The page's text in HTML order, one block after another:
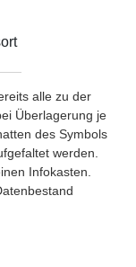
alle zu der
Überlagerung je
des Symbols
werden.
Infokasten.